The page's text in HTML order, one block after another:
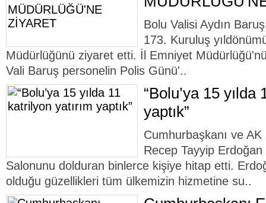
Bolu Valisi Aydın
173. Kuruluş
Müdürlüğünü ziyaret etti. İl Emniyet
Vali Baruş personelin Polis Günü'..
“Bolu’ya 15 yılda
yaptık”
Cumhurbaşkanı ve
Recep Tayyip Erdoğan
Salonunu dolduran binlerce kişiye hitap etti.
olduğu güzellikleri tüm ülkemizin hizmetine su..